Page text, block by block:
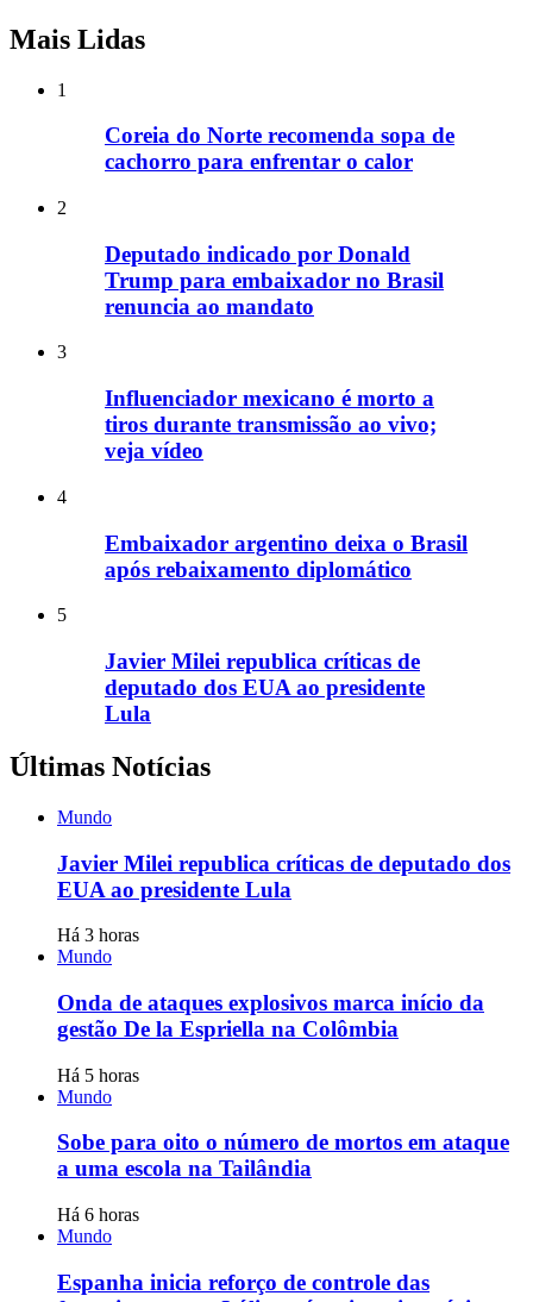
Mais Lidas
1
Coreia do Norte recomenda sopa de
cachorro para enfrentar o calor
2
Deputado indicado por Donald
Trump para embaixador no Brasil
renuncia ao mandato
3
Influenciador mexicano é morto a
tiros durante transmissão ao vivo;
veja vídeo
4
Embaixador argentino deixa o Brasil
após rebaixamento diplomático
5
Javier Milei republica críticas de
deputado dos EUA ao presidente
Lula
Últimas Notícias
Mundo
Javier Milei republica críticas de deputado dos
EUA ao presidente Lula
Há 3 horas
Mundo
Onda de ataques explosivos marca início da
gestão De la Espriella na Colômbia
Há 5 horas
Mundo
Sobe para oito o número de mortos em ataque
a uma escola na Tailândia
Há 6 horas
Mundo
Espanha inicia reforço de controle das